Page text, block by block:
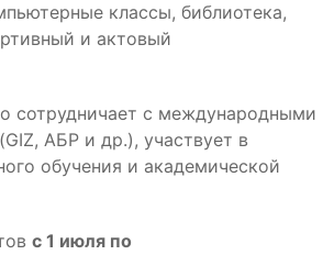
классы, библиотека,
и актовый
сотрудничает с международными
АБР и др.), участвует в
обучения и академической
с 1 июля по